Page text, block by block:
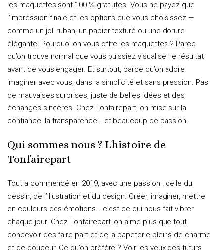
les maquettes sont 100 % gratuites. Vous ne payez que
l’impression finale et les options que vous choisissez —
comme un joli ruban, un papier texturé ou une dorure
élégante. Pourquoi on vous offre les maquettes ? Parce
qu’on trouve normal que vous puissiez visualiser le résultat
avant de vous engager. Et surtout, parce qu’on adore
imaginer avec vous, dans la simplicité et sans pression. Pas
de mauvaises surprises, juste de belles idées et des
échanges sincères. Chez Tonfairepart, on mise sur la
confiance, la transparence… et beaucoup de passion.
Qui sommes nous ? L'histoire de
Tonfairepart
Tout a commencé en 2019, avec une passion : celle du
dessin, de l’illustration et du design. Créer, imaginer, mettre
en couleurs des émotions… c’est ce qui nous fait vibrer
chaque jour. Chez Tonfairepart, on aime plus que tout
concevoir des faire-part et de la papeterie pleins de charme
et de douceur. Ce qu’on préfère ? Voir les yeux des futurs